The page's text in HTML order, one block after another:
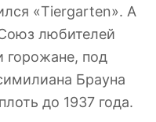
«Tiergarten». А
любителей
горожане, под
Брауна
до 1937 года.